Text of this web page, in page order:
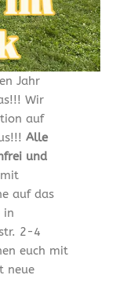
Jahr
Wir
auf
Alle
und
auf das
in
2-4
euch mit
neue